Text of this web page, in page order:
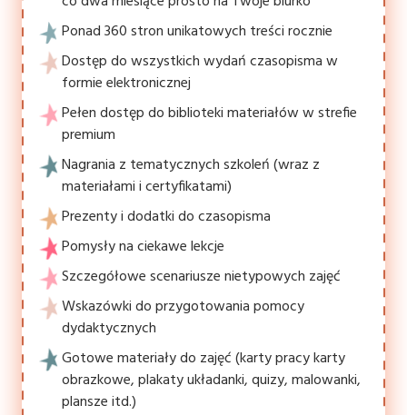
Ponad 360 stron unikatowych treści rocznie
Dostęp do wszystkich wydań czasopisma w
formie elektronicznej
Pełen dostęp do biblioteki materiałów w strefie
premium
Nagrania z tematycznych szkoleń (wraz z
materiałami i certyfikatami)
Prezenty i dodatki do czasopisma
Pomysły na ciekawe lekcje
Szczegółowe scenariusze nietypowych zajęć
Wskazówki do przygotowania pomocy
dydaktycznych
Gotowe materiały do zajęć (karty pracy karty
obrazkowe, plakaty układanki, quizy, malowanki,
plansze itd.)